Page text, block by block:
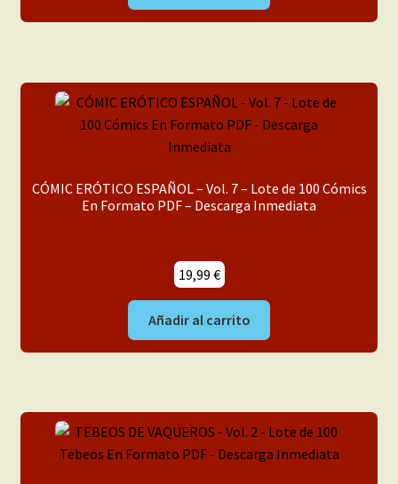
CÓMIC ERÓTICO ESPAÑOL – Vol. 7 – Lote de 100 Cómics
En Formato PDF – Descarga Inmediata
19,99 €
Añadir al carrito